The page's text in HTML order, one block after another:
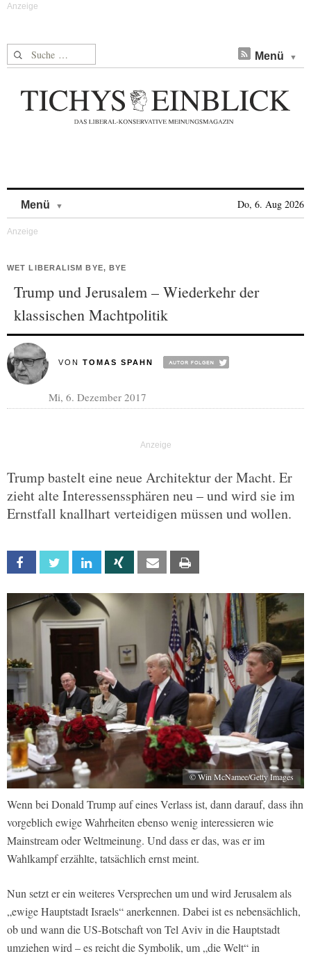
Suche nach: Menü
Menü Do, 6. Aug 2026
WET LIBERALISM BYE, BYE
Trump und Jerusalem – Wiederkehr der
klassischen Machtpolitik
VON TOMAS SPAHN
Mi, 6. Dezember 2017
Trump bastelt eine neue Architektur der Macht. Er
zieht alte Interessenssphären neu – und wird sie im
Ernstfall knallhart verteidigen müssen und wollen.
Facebook Twitter Linkedin Xing Email
© Win McNamee/Getty Images
Wenn bei Donald Trump auf eines Verlass ist, dann darauf, dass ihn
vorgeblich ewige Wahrheiten ebenso wenig interessieren wie
Mainstream oder Weltmeinung. Und dass er das, was er im
Wahlkampf erzählte, tatsächlich ernst meint.
Nun setzt er ein weiteres Versprechen um und wird Jerusalem als
„ewige Hauptstadt Israels“ anerkennen. Dabei ist es nebensächlich,
ob und wann die US-Botschaft von Tel Aviv in die Hauptstadt
umziehen wird – es reicht die Symbolik, um „die Welt“ in